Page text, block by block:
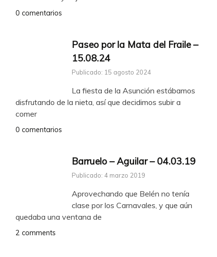
0 comentarios
Paseo por la Mata del Fraile –
15.08.24
Publicado: 15 agosto 2024
La fiesta de la Asunción estábamos
disfrutando de la nieta, así que decidimos subir a
comer
0 comentarios
Barruelo – Aguilar – 04.03.19
Publicado: 4 marzo 2019
Aprovechando que Belén no tenía
clase por los Carnavales, y que aún
quedaba una ventana de
2 comments